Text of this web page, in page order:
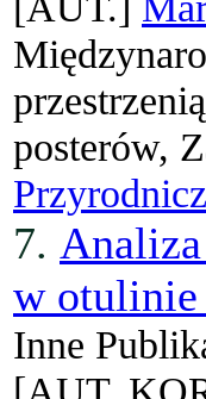
posterów,
7.
w otulinie
Inne